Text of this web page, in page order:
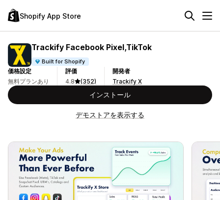
Shopify App Store
Trackify Facebook Pixel,TikTok
Built for Shopify
価格設定
無料プランあり
評価
4.8
(352)
開発者
Trackify X
インストール
デモストアを表示する